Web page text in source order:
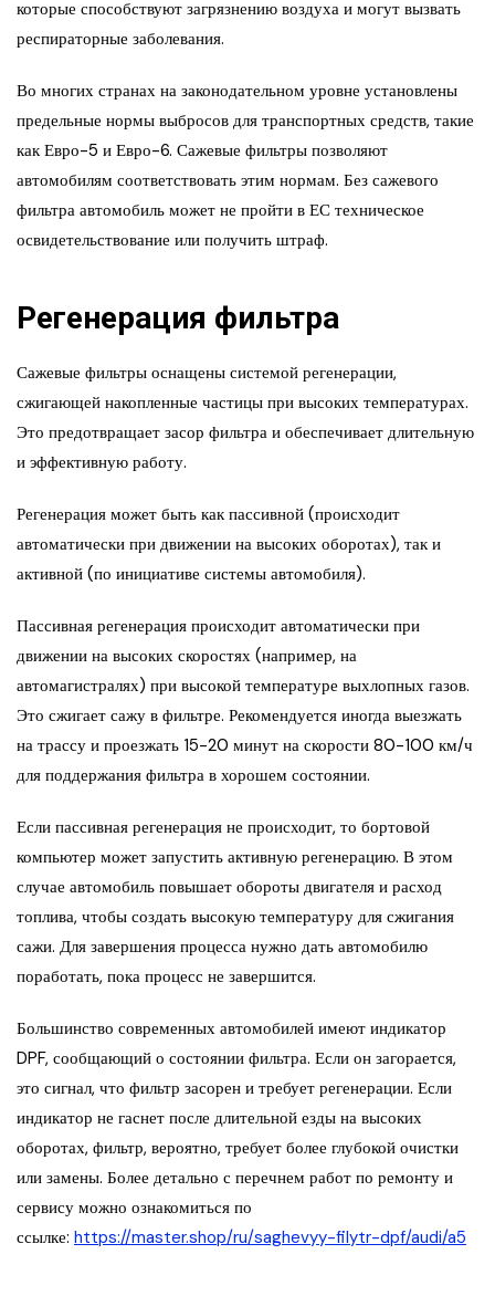
которые способствуют загрязнению воздуха и могут вызвать
респираторные заболевания.
Во многих странах на законодательном уровне установлены
предельные нормы выбросов для транспортных средств, такие
как Евро-5 и Евро-6. Сажевые фильтры позволяют
автомобилям соответствовать этим нормам. Без сажевого
фильтра автомобиль может не пройти в ЕС техническое
освидетельствование или получить штраф.
Регенерация фильтра
Сажевые фильтры оснащены системой регенерации,
сжигающей накопленные частицы при высоких температурах.
Это предотвращает засор фильтра и обеспечивает длительную
и эффективную работу.
Регенерация может быть как пассивной (происходит
автоматически при движении на высоких оборотах), так и
активной (по инициативе системы автомобиля).
Пассивная регенерация происходит автоматически при
движении на высоких скоростях (например, на
автомагистралях) при высокой температуре выхлопных газов.
Это сжигает сажу в фильтре. Рекомендуется иногда выезжать
на трассу и проезжать 15-20 минут на скорости 80-100 км/ч
для поддержания фильтра в хорошем состоянии.
Если пассивная регенерация не происходит, то бортовой
компьютер может запустить активную регенерацию. В этом
случае автомобиль повышает обороты двигателя и расход
топлива, чтобы создать высокую температуру для сжигания
сажи. Для завершения процесса нужно дать автомобилю
поработать, пока процесс не завершится.
Большинство современных автомобилей имеют индикатор
DPF, сообщающий о состоянии фильтра. Если он загорается,
это сигнал, что фильтр засорен и требует регенерации. Если
индикатор не гаснет после длительной езды на высоких
оборотах, фильтр, вероятно, требует более глубокой очистки
или замены. Более детально с перечнем работ по ремонту и
сервису можно ознакомиться по
ссылке: https://master.shop/ru/saghevyy-filytr-dpf/audi/a5